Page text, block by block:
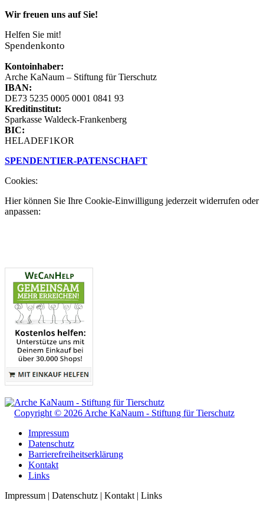
Wir freuen uns auf Sie!
Helfen Sie mit!
Spendenkonto
Kontoinhaber:
Arche KaNaum – Stiftung für Tierschutz
IBAN:
DE73 5235 0005 0001 0841 93
Kreditinstitut:
Sparkasse Waldeck-Frankenberg
BIC:
HELADEF1KOR
SPENDENTIER-PATENSCHAFT
Cookies:
Hier können Sie Ihre Cookie-Einwilligung jederzeit widerrufen oder
anpassen:
Copyright © 2026 Arche KaNaum - Stiftung für Tierschutz
Impressum
Datenschutz
Barrierefreiheitserklärung
Kontakt
Links
Impressum | Datenschutz | Kontakt | Links